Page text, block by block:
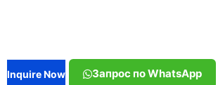
Inquire Now Запрос по WhatsApp